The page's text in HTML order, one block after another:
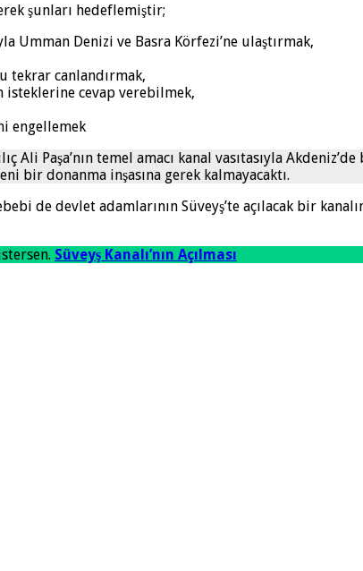
şunları hedeflemiştir;
Umman Denizi ve Basra Körfezi’ne ulaştırmak,
tekrar canlandırmak,
isteklerine cevap verebilmek,
engellemek
Ali Paşa’nın temel amacı kanal vasıtasıyla
bir donanma inşasına gerek kalmayacaktı.
de devlet adamlarının Süveyş’te açılacak bir
Süveyş Kanalı’nın Açılması